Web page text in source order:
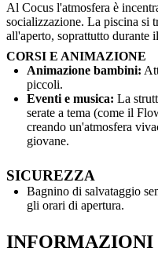
Al Cocus l'atmosfera è
socializzazione. La piscina si
all'aperto, soprattutto durante
CORSI E ANIMAZIONE
Animazione bambini:
piccoli.
Eventi e musica: La
serate a tema (come il
creando un'atmosfera
giovane.
SICUREZZA
Bagnino di salvataggio
gli orari di apertura.
INFORMAZIONI